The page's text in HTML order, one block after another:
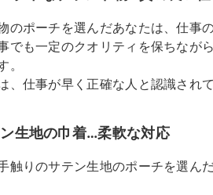
のポーチを選んだあなたは、仕事
でも一定のクオリティを保ちなが
。
、仕事が早く正確な人と認識され
生地の巾着…柔軟な対応
触りのサテン生地のポーチを選ん